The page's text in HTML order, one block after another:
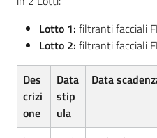
Seguici
Lotto 1: filtranti facciali
Lotto 2: filtranti facciali
Des
crizi
one
Data
stip
ula
Data